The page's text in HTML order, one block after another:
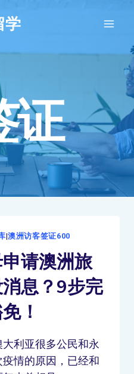
学
证
|澳洲访客签证600
请澳洲旅
息？9步完
！
利亚很多公民和永
情的原因，已经和